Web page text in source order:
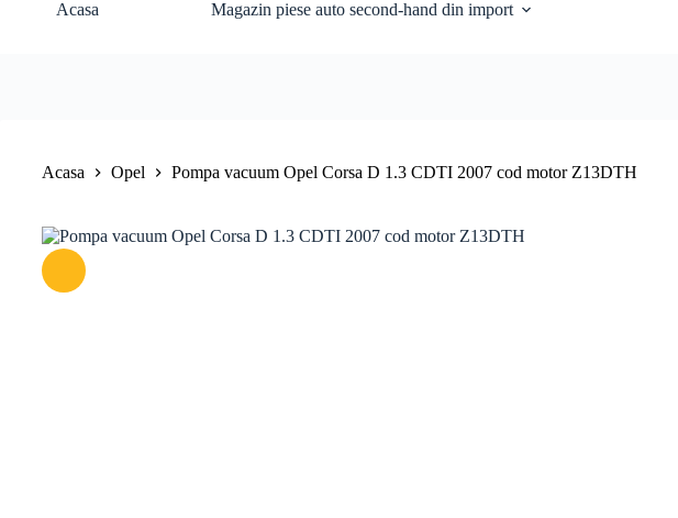
Acasa Magazin piese auto second-hand din import
Acasa Opel Pompa vacuum Opel Corsa D 1.3 CDTI 2007 cod motor Z13DTH